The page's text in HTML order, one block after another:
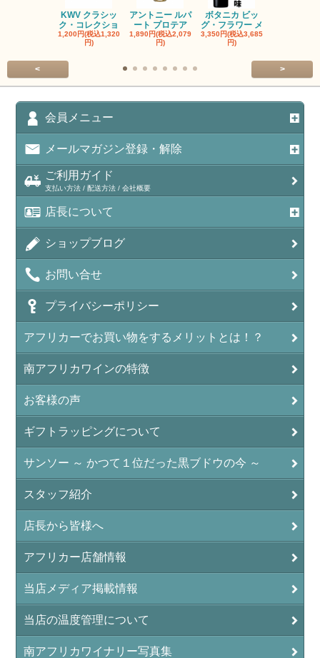
KWV クラシッ
ク・コレクショ
1,200円(税込1,320
円)
アントニー ルパ
ート プロテア
1,890円(税込2,079
円)
ボタニカ ビッ
グ・フラワー メ
3,350円(税込3,685
円)
< >
会員メニュー
メールマガジン登録・解除
ご利用ガイド
支払い方法 / 配送方法 / 会社概要
店長について
ショップブログ
お問い合せ
プライバシーポリシー
アフリカーでお買い物をするメリットとは！？
南アフリカワインの特徴
お客様の声
ギフトラッピングについて
サンソー ～ かつて１位だった黒ブドウの今 ～
スタッフ紹介
店長から皆様へ
アフリカー店舗情報
当店メディア掲載情報
当店の温度管理について
南アフリカワイナリー写真集